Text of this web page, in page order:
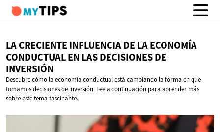
LA CRECIENTE INFLUENCIA DE LA ECONOMÍA
CONDUCTUAL EN LAS DECISIONESDE
INVERSIÓN
Descubre cómo la economía conductual está cambiando la forma en que
tomamos decisiones de inversión. Lee a continuación para aprender más
sobre este tema fascinante.